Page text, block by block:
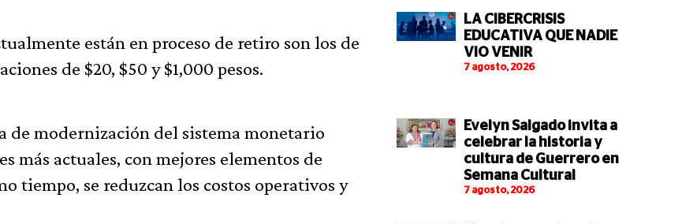
están en proceso de retiro son los de
de $20, $50 y $1,000 pesos.
de modernización del sistema monetario
más actuales, con mejores elementos de
tiempo, se reduzcan los costos operativos y
LA CIBERCRISIS
EDUCATIVA QUE NADIE
VIO VENIR
7 agosto, 2026
Evelyn Salgado invita a
celebrar la historia y
cultura de Guerrero en
Semana Cultural
7 agosto, 2026